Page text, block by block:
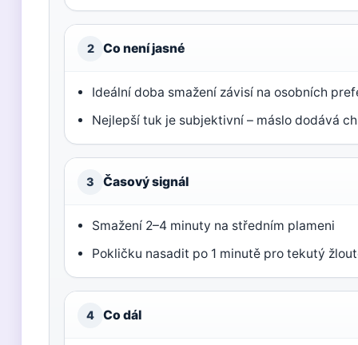
2 Co není jasné
Ideální doba smažení závisí na osobních
Nejlepší tuk je subjektivní – máslo dodává
3 Časový signál
Smažení 2–4 minuty na středním plameni
Pokličku nasadit po 1 minutě pro tekutý
4 Co dál